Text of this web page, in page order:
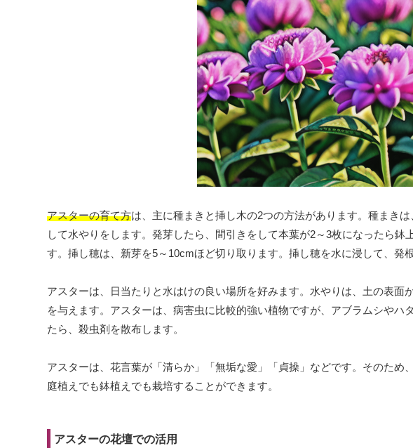
アスターの育て方は、主に種まきと挿し木の2つの方法があります。種まき
して水やりをします。発芽したら、間引きをして本葉が2～3枚になったら
す。挿し穂は、新芽を5～10cmほど切り取ります。挿し穂を水に浸して、発
アスターは、日当たりと水はけの良い場所を好みます。水やりは、土の表
を与えます。アスターは、病害虫に比較的強い植物ですが、アブラムシや
たら、殺虫剤を散布します。
アスターは、花言葉が「清らか」「無垢な愛」「貞操」などです。そのため
庭植えでも鉢植えでも栽培することができます。
アスターの花壇での活用